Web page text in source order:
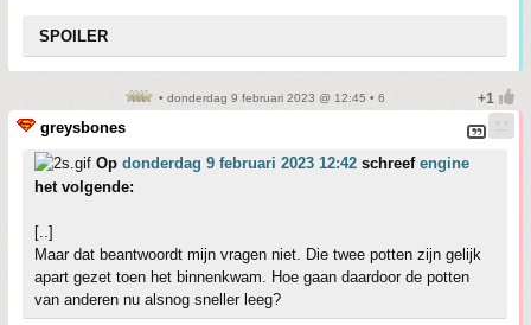
SPOILER
• donderdag 9 februari 2023 @ 12:45 • 6
greysbones
Op donderdag 9 februari 2023 12:42 schreef engine
het volgende:
[..]
Maar dat beantwoordt mijn vragen niet. Die twee potten zijn gelijk
apart gezet toen het binnenkwam. Hoe gaan daardoor de potten
van anderen nu alsnog sneller leeg?